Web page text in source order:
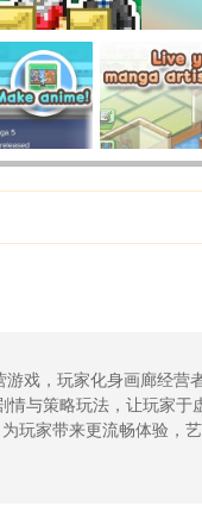
戏，玩家化身画廊经营
与策略玩法，让玩家于
玩家带来更流畅体验，